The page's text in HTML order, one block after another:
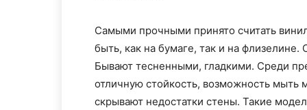
Самыми прочными принято считать
быть, как на бумаге, так и на
Бывают тесненными, гладкими. Среди
отличную стойкость, возможность
скрывают недостатки стены. Такие